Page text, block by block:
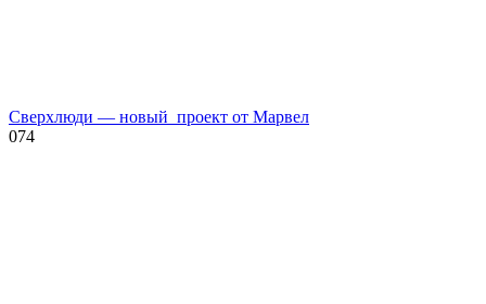
Сверхлюди — новый проект от Марвел
074